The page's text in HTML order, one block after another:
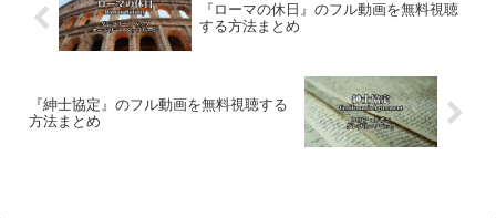
『ローマの休日』のフル動画を無料視聴
する方法まとめ
『紳士協定』のフル動画を無料視聴する
方法まとめ